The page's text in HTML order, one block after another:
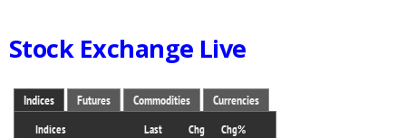
Stock Exchange Live